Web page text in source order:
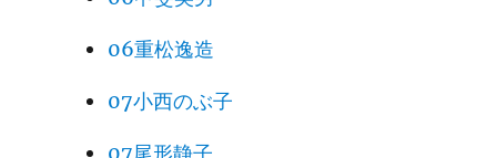
06重松逸造
07小西のぶ子
07尾形静子